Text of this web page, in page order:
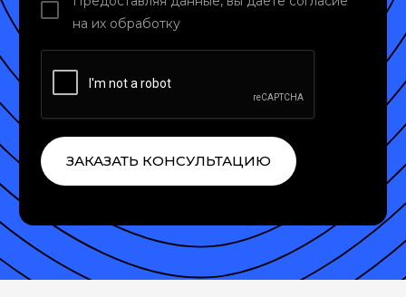
на их обработку
ЗАКАЗАТЬ КОНСУЛЬТАЦИЮ